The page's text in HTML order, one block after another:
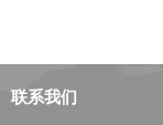
联系我们